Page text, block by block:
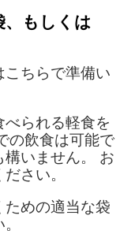
もしくは
ちらで準備い
られる軽食を
の飲食は可能で
いません。 お
さい。
めの適当な袋